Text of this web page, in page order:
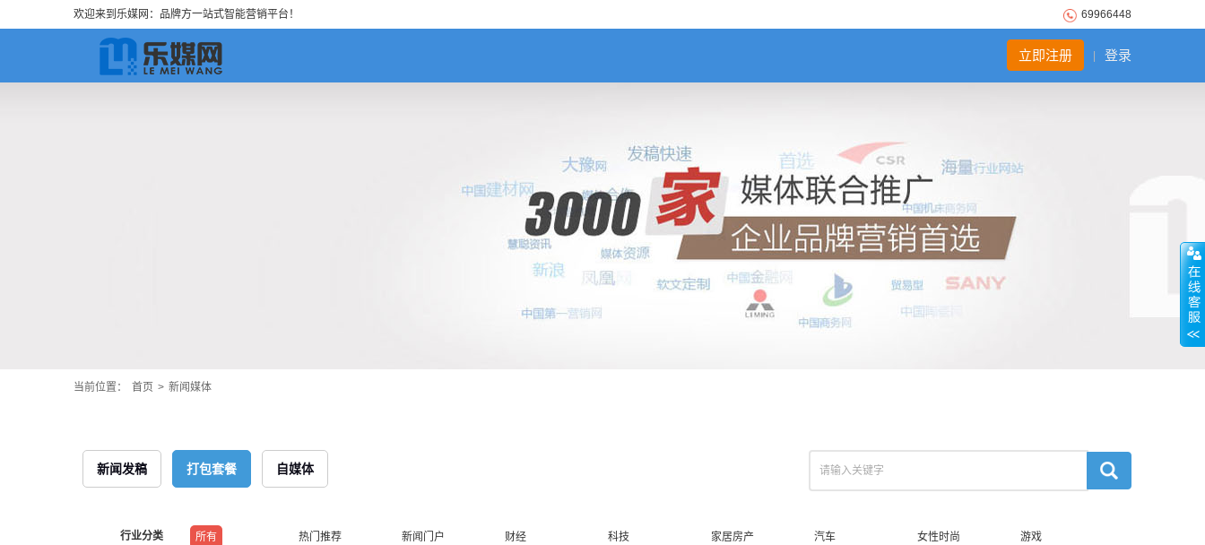
欢迎来到乐媒网：品牌方一站式智能营销平台！ 69966448
登录
立即注册
当前位置： 首页 > 新闻媒体
新闻发稿 打包套餐 自媒体
行业分类 所有 热门推荐 新闻门户 财经 科技 家居房产 汽车 女性时尚 游戏